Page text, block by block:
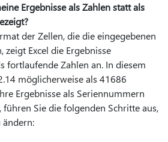
Ergebnisse als Zahlen statt als
der Zellen, die die eingegebenen
zeigt Excel die Ergebnisse
fortlaufende Zahlen an. In diesem
möglicherweise als 41686
Ergebnisse als Seriennummern
führen Sie die folgenden Schritte aus,
ändern: